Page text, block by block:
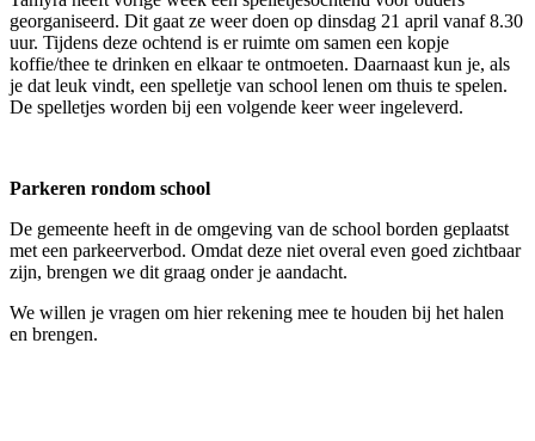
georganiseerd. Dit gaat ze weer doen op dinsdag 21 april vanaf 8.30
uur. Tijdens deze ochtend is er ruimte om samen een kopje
koffie/thee te drinken en elkaar te ontmoeten. Daarnaast kun je, als
je dat leuk vindt, een spelletje van school lenen om thuis te spelen.
De spelletjes worden bij een volgende keer weer ingeleverd.
Parkeren rondom school
De gemeente heeft in de omgeving van de school borden geplaatst
met een parkeerverbod. Omdat deze niet overal even goed zichtbaar
zijn, brengen we dit graag onder je aandacht.
We willen je vragen om hier rekening mee te houden bij het halen
en brengen.